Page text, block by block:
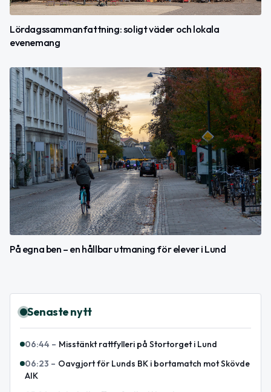
Lördagssammanfattning: soligt väder och lokala
evenemang
På egna ben – en hållbar utmaning för elever i Lund
Senaste nytt
06:44 – Misstänkt rattfylleri på Stortorget i Lund
06:23 – Oavgjort för Lunds BK i bortamatch mot Skövde
AIK